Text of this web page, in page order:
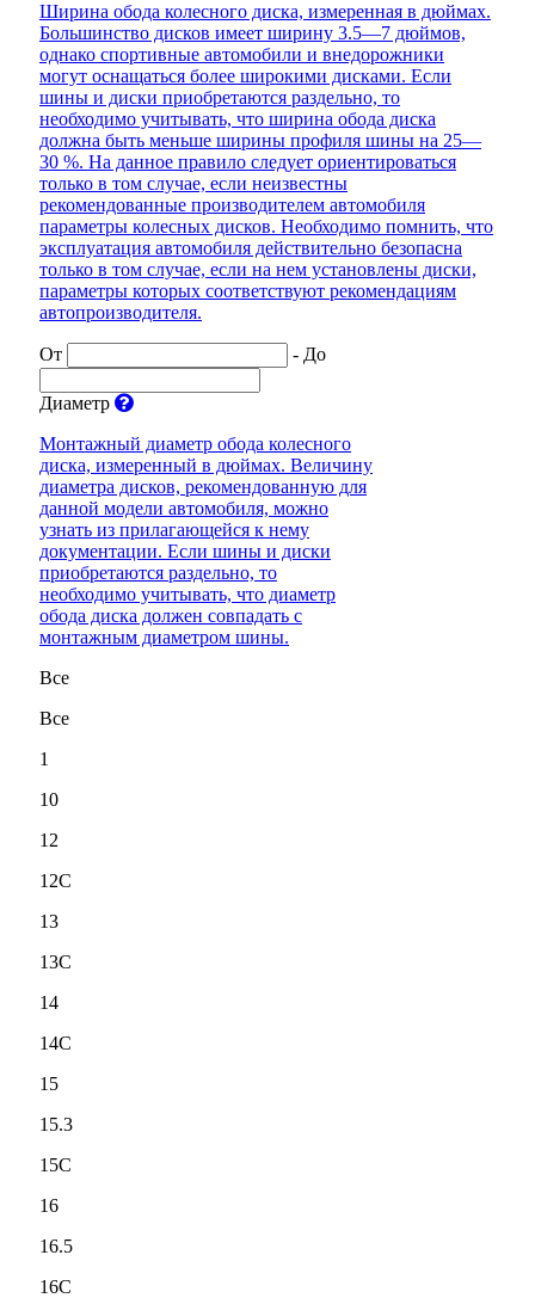
Ширина обода колесного диска, измеренная в дюймах.
Большинство дисков имеет ширину 3.5—7 дюймов,
однако спортивные автомобили и внедорожники
могут оснащаться более широкими дисками. Если
шины и диски приобретаются раздельно, то
необходимо учитывать, что ширина обода диска
должна быть меньше ширины профиля шины на 25—
30 %. На данное правило следует ориентироваться
только в том случае, если неизвестны
рекомендованные производителем автомобиля
параметры колесных дисков. Необходимо помнить, что
эксплуатация автомобиля действительно безопасна
только в том случае, если на нем установлены диски,
параметры которых соответствуют рекомендациям
автопроизводителя.
От - До
Диаметр
Монтажный диаметр обода колесного
диска, измеренный в дюймах. Величину
диаметра дисков, рекомендованную для
данной модели автомобиля, можно
узнать из прилагающейся к нему
документации. Если шины и диски
приобретаются раздельно, то
необходимо учитывать, что диаметр
обода диска должен совпадать с
монтажным диаметром шины.
Все
Все
1
10
12
12C
13
13C
14
14C
15
15.3
15C
16
16.5
16C